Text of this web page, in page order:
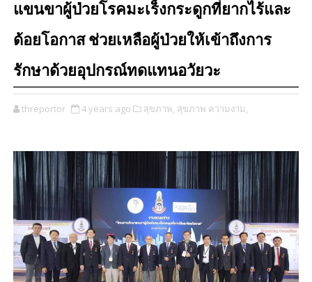
แขนขาผู้ป่วยโรคมะเร็งกระดูกที่ยากไร้และ
ด้อยโอกาส ช่วยเหลือผู้ป่วยให้เข้าถึงการ
รักษาด้วยอุปกรณ์ทดแทนอวัยวะ
threportor 4 years ago สุขภาพ, สุขภาพ ความงาม,